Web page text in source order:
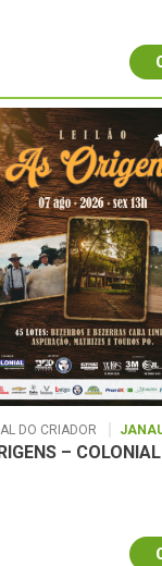
DO CRIADOR
– COLONIAL